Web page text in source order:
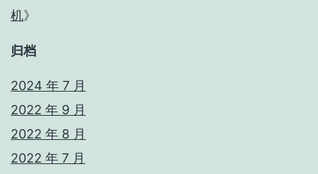
机》
归档
2024 年 7 月
2022 年 9 月
2022 年 8 月
2022 年 7 月